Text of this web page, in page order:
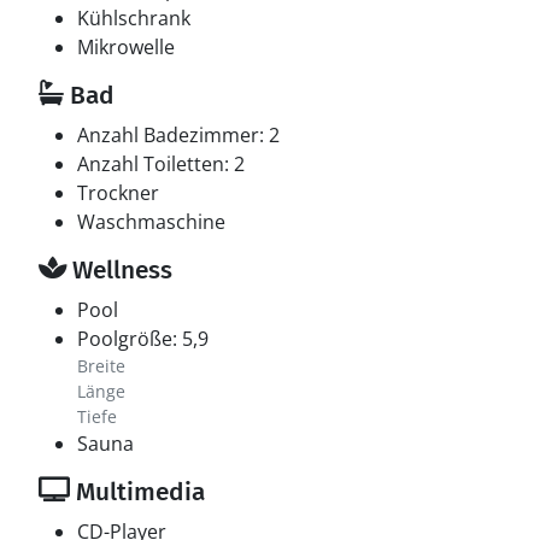
Swimmingpool
gemeinsam Vergnügen. Der Swimmingpool misst bis
zu 4 m in der Breite, 5,9 m in der Länge und bis zu 1,3
m in der Tiefe. Die Wassertemperatur liegt zwischen 24
und 28° C.
Kühlschrank
Mikrowelle
Bad
Anzahl Badezimmer: 2
Anzahl Toiletten: 2
Trockner
Waschmaschine
Wellness
Pool
Poolgröße: 5,9
Breite
Länge
Tiefe
Sauna
Multimedia
CD-Player